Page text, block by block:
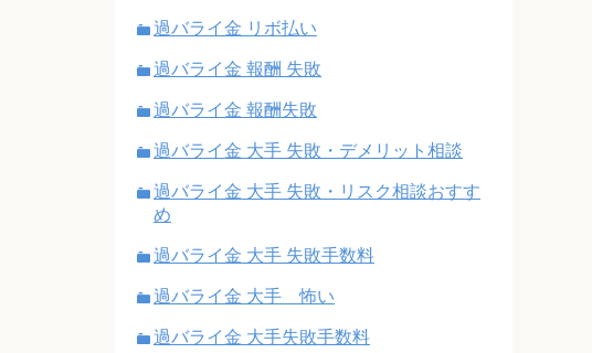
過バライ金 リボ払い
過バライ金 報酬 失敗
過バライ金 報酬失敗
過バライ金 大手 失敗・デメリット相談
過バライ金 大手 失敗・リスク相談おすす
め
過バライ金 大手 失敗手数料
過バライ金 大手 怖い
過バライ金 大手失敗手数料